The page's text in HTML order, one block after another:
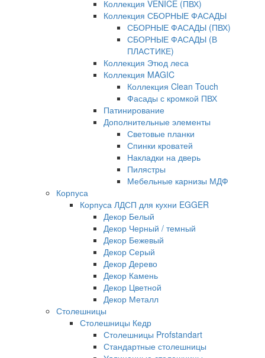
Коллекция VENICE (ПВХ)
Коллекция СБОРНЫЕ ФАСАДЫ
СБОРНЫЕ ФАСАДЫ (ПВХ)
СБОРНЫЕ ФАСАДЫ (В
ПЛАСТИКЕ)
Коллекция Этюд леса
Коллекция MAGIC
Коллекция Clean Touch
Фасады с кромкой ПВХ
Патинирование
Дополнительные элементы
Световые планки
Спинки кроватей
Накладки на дверь
Пилястры
Мебельные карнизы МДФ
Корпуса
Корпуса ЛДСП для кухни EGGER
Декор Белый
Декор Черный / темный
Декор Бежевый
Декор Серый
Декор Дерево
Декор Камень
Декор Цветной
Декор Металл
Столешницы
Столешницы Кедр
Столешницы Profstandart
Стандартные столешницы